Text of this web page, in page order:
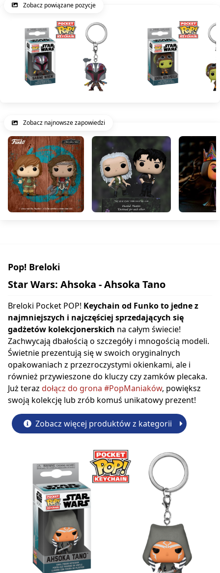
Zobacz powiązane pozycje
Zobacz najnowsze zapowiedzi
Pop! Breloki
Star Wars: Ahsoka - Ahsoka Tano
Breloki Pocket POP! Keychain od Funko to jedne z
najmniejszych i najczęściej sprzedających się
gadżetów kolekcjonerskich na całym świecie!
Zachwycają dbałością o szczegóły i mnogością modeli.
Świetnie prezentują się w swoich oryginalnych
opakowaniach z przezroczystymi okienkami, ale i
również przywieszone do kluczy czy zamków plecaka.
Już teraz dołącz do grona #PopManiaków, powiększ
swoją kolekcję lub zrób komuś unikatowy prezent!
Zobacz więcej produktów z kategorii